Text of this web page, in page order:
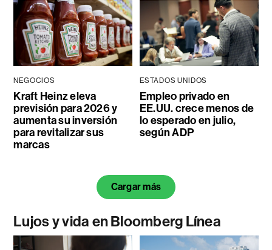
NEGOCIOS
Kraft Heinz eleva
previsión para 2026 y
aumenta su inversión
para revitalizar sus
marcas
ESTADOS UNIDOS
Empleo privado en
EE.UU. crece menos de
lo esperado en julio,
según ADP
Cargar más
Lujos y vida en Bloomberg Línea